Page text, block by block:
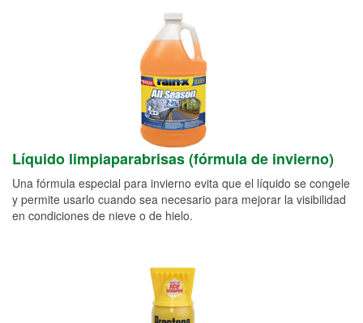
Líquido limpiaparabrisas (fórmula de invierno)
Una fórmula especial para invierno evita que el líquido se congele
y permite usarlo cuando sea necesario para mejorar la visibilidad
en condiciones de nieve o de hielo.